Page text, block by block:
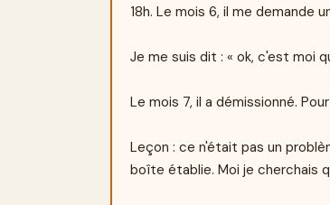
18h. Le mois 6, il me demande
Je me suis dit : « ok, c'est moi
Le mois 7, il a démissionné.
Leçon : ce n'était pas un
boîte établie. Moi je cherchais